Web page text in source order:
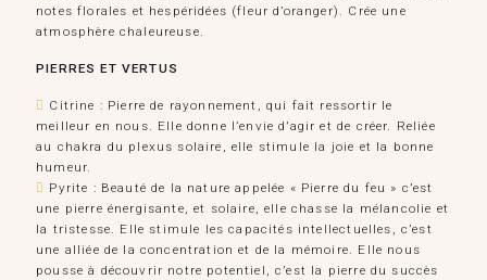
notes florales et hespéridées (fleur d’oranger). Crée une
atmosphère chaleureuse.
PIERRES ET VERTUS
Citrine : Pierre de rayonnement, qui fait ressortir le
meilleur en nous. Elle donne l’envie d’agir et de créer. Reliée
au chakra du plexus solaire, elle stimule la joie et la bonne
humeur.
Pyrite : Beauté de la nature appelée « Pierre du feu » c’est
une pierre énergisante, et solaire, elle chasse la mélancolie et
la tristesse. Elle stimule les capacités intellectuelles, c’est
une alliée de la concentration et de la mémoire. Elle nous
pousse à découvrir notre potentiel, c’est la pierre du succès